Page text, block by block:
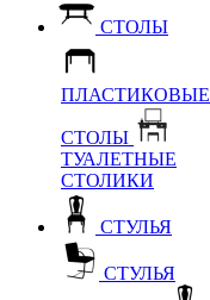
СТОЛЫ
ПЛАСТИКОВЫЕ
СТОЛЫ
ТУАЛЕТНЫЕ
СТОЛИКИ
СТУЛЬЯ
СТУЛЬЯ